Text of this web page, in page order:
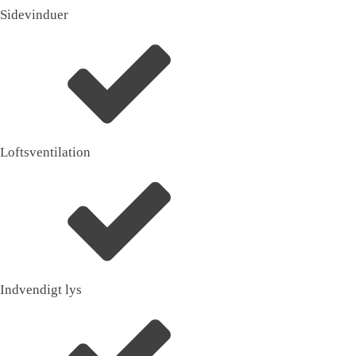
Sidevinduer
Loftsventilation
Indvendigt lys